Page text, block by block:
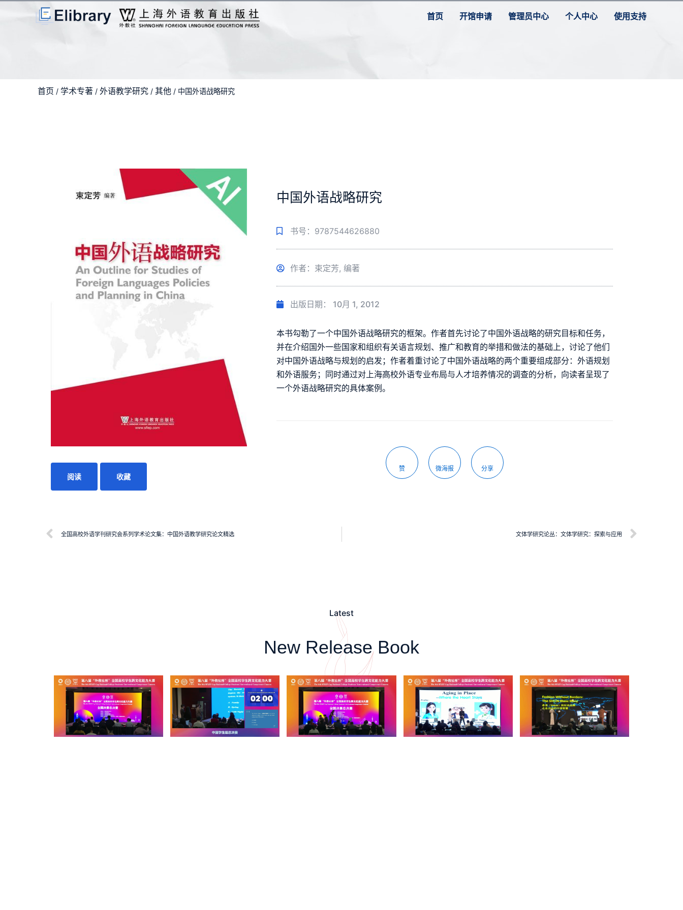
首页 开馆申请 管理员中心 个人中心 使用支持
首页 / 学术专著 / 外语教学研究 / 其他 / 中国外语战略研究
阅读 收藏
中国外语战略研究
书号：9787544626880
作者：束定芳, 编著
出版日期： 10月 1, 2012
本书勾勒了一个中国外语战略研究的框架。作者首先讨论了中国外语战略的研究目标和任务，
并在介绍国外一些国家和组织有关语言规划、推广和教育的举措和做法的基础上，讨论了他们
对中国外语战略与规划的启发；作者着重讨论了中国外语战略的两个重要组成部分：外语规划
和外语服务；同时通过对上海高校外语专业布局与人才培养情况的调查的分析，向读者呈现了
一个外语战略研究的具体案例。
赞 微海报 分享
全国高校外语学刊研究会系列学术论文集：中国外语教学研究论文精选 文体学研究论丛：文体学研究：探索与应用
Latest
New Release Book